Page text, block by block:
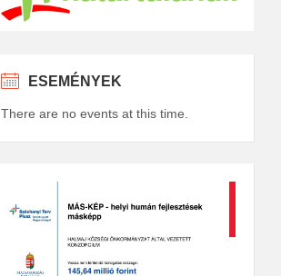
ESEMÉNYEK
There are no events at this time.